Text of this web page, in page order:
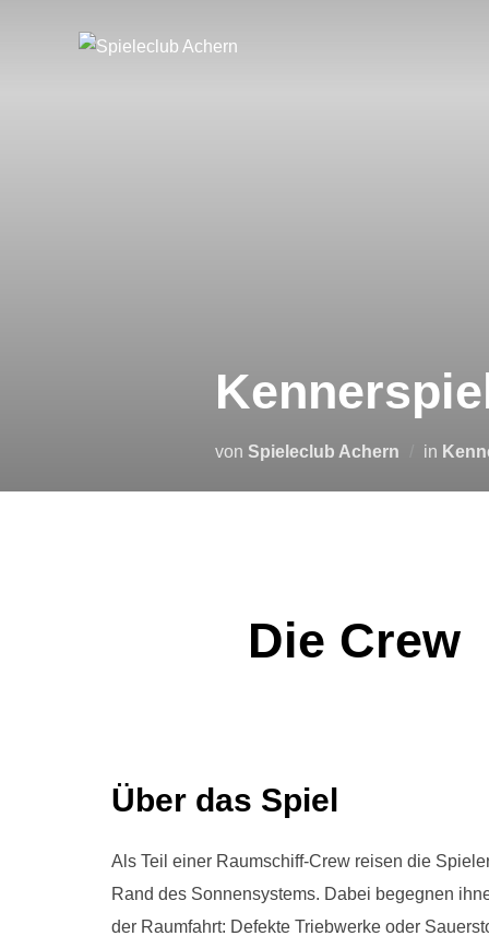
von Spieleclub Achern in
Die Crew
Über das Spiel
Als Teil einer Raumschiff-Crew reisen die
Rand des Sonnensystems. Dabei begegnen
der Raumfahrt: Defekte Triebwerke oder